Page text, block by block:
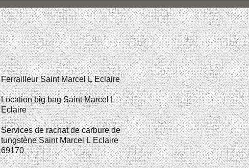
Ferrailleur Saint Marcel L Eclaire
Location big bag Saint Marcel L
Eclaire
Services de rachat de carbure de
tungstène Saint Marcel L Eclaire
69170